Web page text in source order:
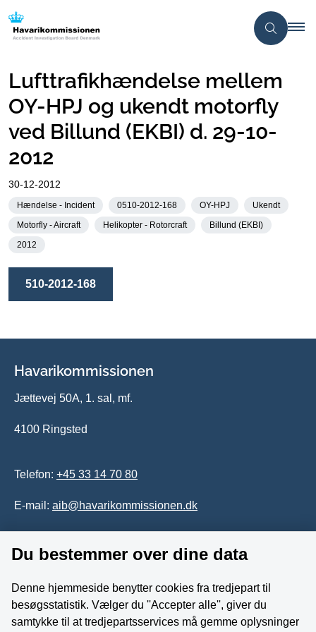
Lufttrafikhændelse mellem
OY-HPJ og ukendt motorfly
ved Billund (EKBI) d. 29-10-
2012
30-12-2012
Hændelse - Incident 0510-2012-168 OY-HPJ
Ukendt
Motorfly - Aircraft
Helikopter - Rotorcraft
Billund (EKBI)
2012
510-2012-168
Havarikommissionen
Jættevej 50A, 1. sal, mf.
4100 Ringsted
Telefon: +45 33 14 70 80
E-mail: aib@havarikommissionen.dk
Tilgængelighedserklæring
Whistleblowerordning
Følg os på YouTube
Du bestemmer over dine data
Denne hjemmeside benytter cookies fra tredjepart til
besøgsstatistik. Vælger du ''Accepter alle'', giver du
samtykke til at tredjepartsservices må gemme oplysninger